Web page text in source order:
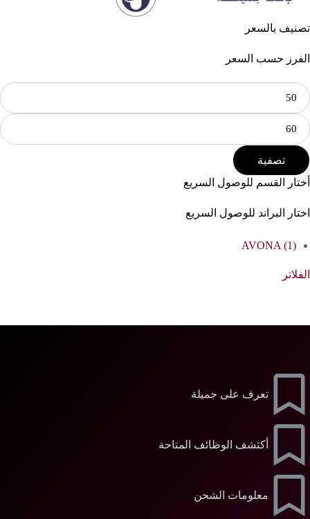
تصنيف بالسعر
الفرز حسب السعر
تصفية
أختار القسم للوصول السريع
اختار البراند للوصول السريع
AVONA (1)
الفلاتر
تعرف على جميلة
أكتشف الوظائف المتاحة
معلومات الشحن